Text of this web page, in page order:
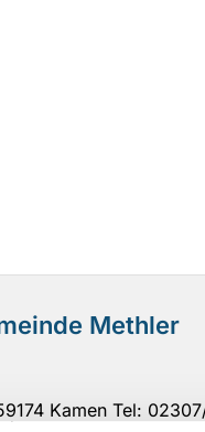
Methler
Kamen Tel: